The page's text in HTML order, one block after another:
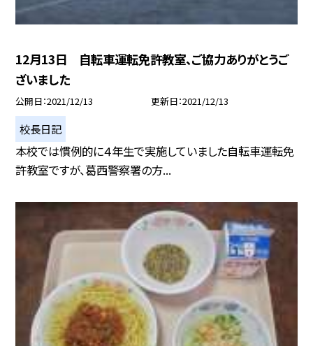
12月13日 自転車運転免許教室、ご協力ありがとうご
ざいました
公開日 2021/12/13 更新日 2021/12/13
校長日記
本校では慣例的に４年生で実施していました自転車運転免
許教室ですが、葛西警察署の方...